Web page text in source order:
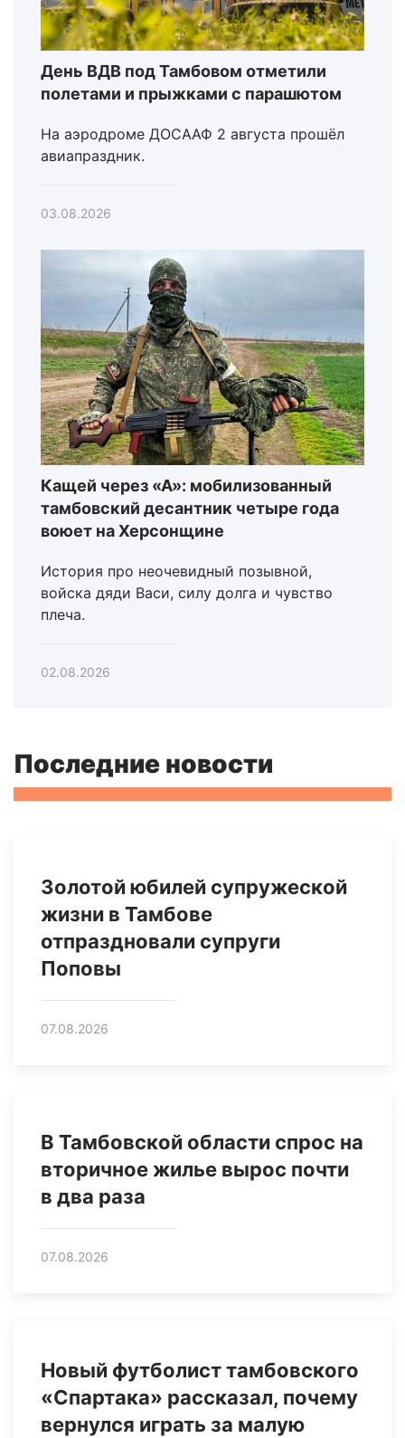
День ВДВ под Тамбовом отметили
полетами и прыжками с парашютом
На аэродроме ДОСААФ 2 августа прошёл
авиапраздник.
03.08.2026
Кащей через «А»: мобилизованный
тамбовский десантник четыре года
воюет на Херсонщине
История про неочевидный позывной,
войска дяди Васи, силу долга и чувство
плеча.
02.08.2026
Последние новости
Золотой юбилей супружеской
жизни в Тамбове
отпраздновали супруги
Поповы
07.08.2026
В Тамбовской области спрос на
вторичное жилье вырос почти
в два раза
07.08.2026
Новый футболист тамбовского
«Спартака» рассказал, почему
вернулся играть за малую